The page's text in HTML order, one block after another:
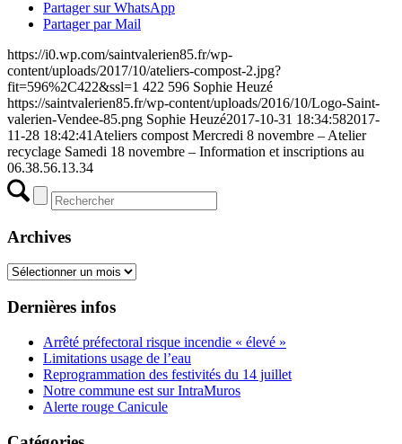
Partager sur WhatsApp
Partager par Mail
https://i0.wp.com/saintvalerien85.fr/wp-
content/uploads/2017/10/ateliers-compost-2.jpg?
fit=596%2C422&ssl=1 422 596 Sophie Heuzé
https://saintvalerien85.fr/wp-content/uploads/2016/10/Logo-Saint-
valerien-Vendee-85.png Sophie Heuzé2017-10-31 18:34:582017-
11-28 18:42:41 Ateliers compost Mercredi 8 novembre – Atelier
recyclage Samedi 18 novembre – Information et inscriptions au
06.38.56.13.34
Archives
Archives
Dernières infos
Arrêté préfectoral risque incendie « élevé »
Limitations usage de l’eau
Reprogrammation des festivités du 14 juillet
Notre commune est sur IntraMuros
Alerte rouge Canicule